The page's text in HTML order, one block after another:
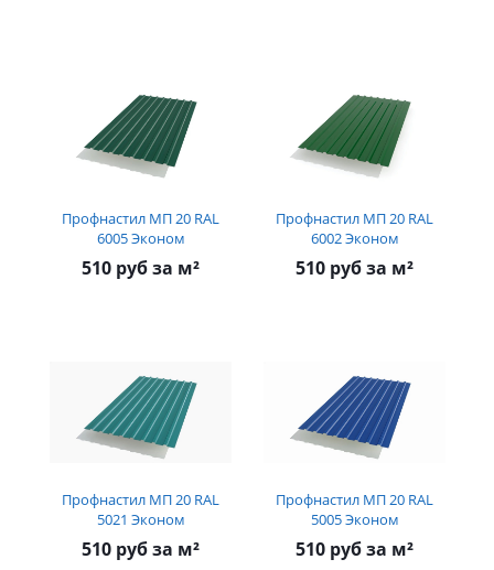
Профнастил МП 20 RAL
6005 Эконом
510 руб за м²
Профнастил МП 20 RAL
6002 Эконом
510 руб за м²
Профнастил МП 20 RAL
5021 Эконом
510 руб за м²
Профнастил МП 20 RAL
5005 Эконом
510 руб за м²